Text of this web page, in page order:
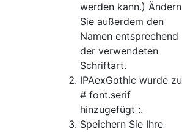
werden kann.) Ändern
Sie außerdem den
Namen entsprechend
der verwendeten
Schriftart.
IPAexGothic wurde zu
# font.serif
hinzugefügt :.
Speichern Sie Ihre